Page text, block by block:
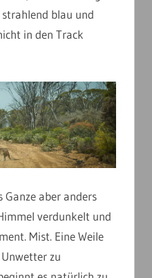
blau und
in den Track
Ganze aber anders
verdunkelt und
Mist. Eine Weile
zu